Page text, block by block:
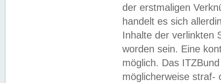
der erstmaligen
handelt es sich
Inhalte der verlinkten
worden sein. Eine
möglich. Das
möglicherweise straf-